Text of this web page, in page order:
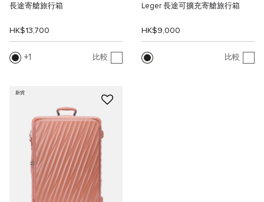
長途寄艙旅行箱
HK$13,700
1 比較
Leger 長途可擴充寄艙旅行箱
HK$9,000
比較
新貨